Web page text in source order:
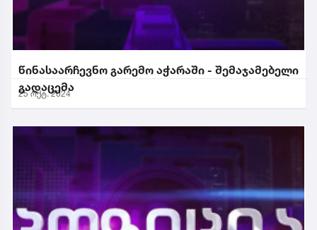
წინასაარჩევნო გარემო აჭარაში - შემაჯამებელი
გადაცემა
25 ოქტ. 2024